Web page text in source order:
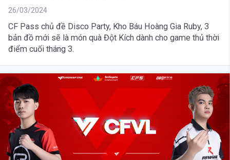
26/03/2024
CF Pass chủ đề Disco Party, Kho Báu Hoàng Gia Ruby, 3
bản đồ mới sẽ là món quà Đột Kích dành cho game thủ thời
điểm cuối tháng 3.